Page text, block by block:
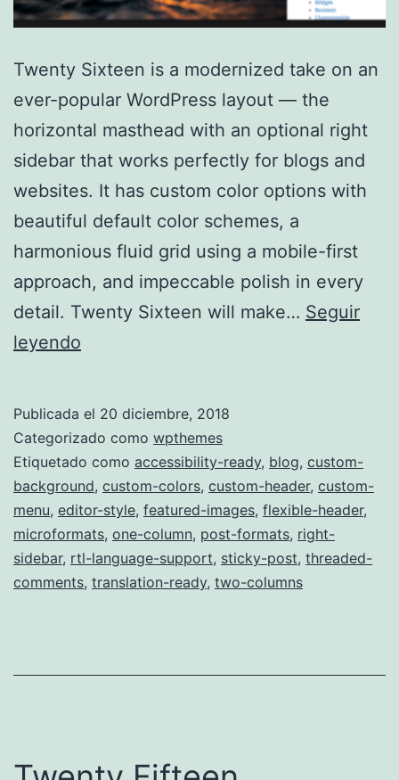
Twenty Sixteen is a modernized take on an
ever-popular WordPress layout — the
horizontal masthead with an optional right
sidebar that works perfectly for blogs and
websites. It has custom color options with
beautiful default color schemes, a
harmonious fluid grid using a mobile-first
approach, and impeccable polish in every
detail. Twenty Sixteen will make… Seguir
leyendo
Publicada el 20 diciembre, 2018
Categorizado como wpthemes
Etiquetado como accessibility-ready, blog, custom-
background, custom-colors, custom-header, custom-
menu, editor-style, featured-images, flexible-header,
microformats, one-column, post-formats, right-
sidebar, rtl-language-support, sticky-post, threaded-
comments, translation-ready, two-columns